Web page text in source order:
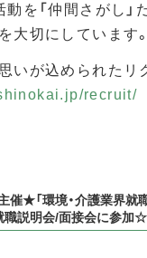
動を「仲間さがし
大切にしています。
いが込められたリ
recruit/
催★「環境・介護業界就
職説明会/面接会に参加☆